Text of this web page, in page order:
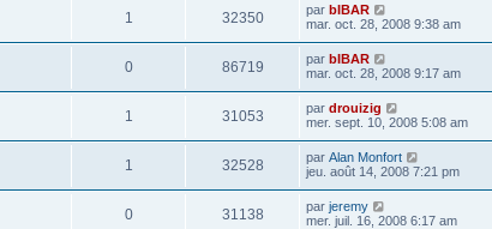
1 32350 par bIBAR
mar. oct. 28, 2008 9:38 am
0 86719 par bIBAR
mar. oct. 28, 2008 9:17 am
1 31053 par drouizig
mer. sept. 10, 2008 5:08 am
1 32528 par Alan Monfort
jeu. août 14, 2008 7:21 pm
0 31138 par jeremy
mer. juil. 16, 2008 6:17 am